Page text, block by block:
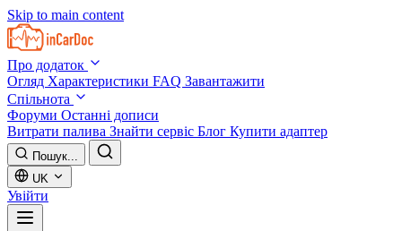
Skip to main content
Про додаток
Огляд Характеристики FAQ Завантажити
Спільнота
Форуми Останні дописи
Витрати палива Знайти сервіс Блог Купити адаптер
Пошук...
UK
Увійти